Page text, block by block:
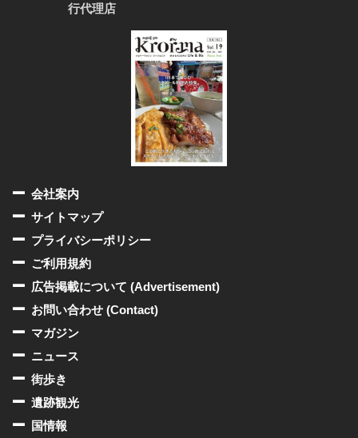
行代理店
会社案内
サイトマップ
プライバシーポリシー
ご利用規約
広告掲載について (Advertisement)
お問い合わせ (Contact)
マガジン
ニュース
街歩き
遺跡観光
国情報